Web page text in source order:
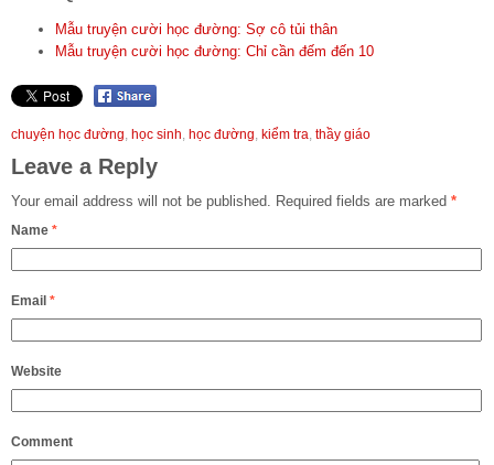
Mẫu truyện cười học đường: Sợ cô tủi thân
Mẫu truyện cười học đường: Chỉ cần đếm đến 10
chuyện học đường, học sinh, học đường, kiểm tra, thầy giáo
Leave a Reply
Your email address will not be published. Required fields are marked *
Name *
Email *
Website
Comment